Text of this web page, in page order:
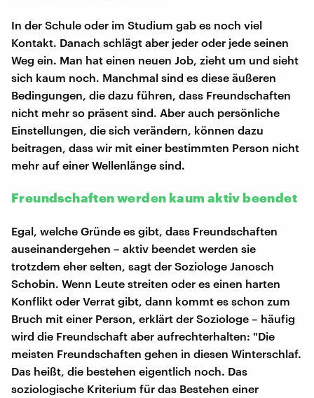
In der Schule oder im Studium gab es noch viel
Kontakt. Danach schlägt aber jeder oder jede seinen
Weg ein. Man hat einen neuen Job, zieht um und sieht
sich kaum noch. Manchmal sind es diese äußeren
Bedingungen, die dazu führen, dass Freundschaften
nicht mehr so präsent sind. Aber auch persönliche
Einstellungen, die sich verändern, können dazu
beitragen, dass wir mit einer bestimmten Person nicht
mehr auf einer Wellenlänge sind.
Freundschaften werden kaum aktiv beendet
Egal, welche Gründe es gibt, dass Freundschaften
auseinandergehen – aktiv beendet werden sie
trotzdem eher selten, sagt der Soziologe Janosch
Schobin. Wenn Leute streiten oder es einen harten
Konflikt oder Verrat gibt, dann kommt es schon zum
Bruch mit einer Person, erklärt der Soziologe – häufig
wird die Freundschaft aber aufrechterhalten: "Die
meisten Freundschaften gehen in diesen Winterschlaf.
Das heißt, die bestehen eigentlich noch. Das
soziologische Kriterium für das Bestehen einer